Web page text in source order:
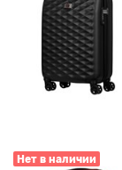
Нет в наличии